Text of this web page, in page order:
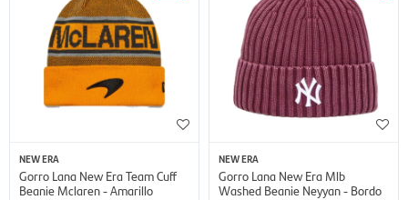
NEW ERA
Gorro Lana New Era Team Cuff
Beanie Mclaren - Amarillo
NEW ERA
Gorro Lana New Era Mlb
Washed Beanie Neyyan - Bordo